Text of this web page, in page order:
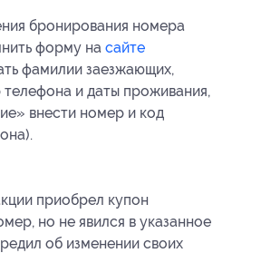
бронирования номера
форму на сайте
фамилии заезжающих,
и даты проживания,
внести номер и код
приобрел купон
но не явился в указанное
об изменении своих